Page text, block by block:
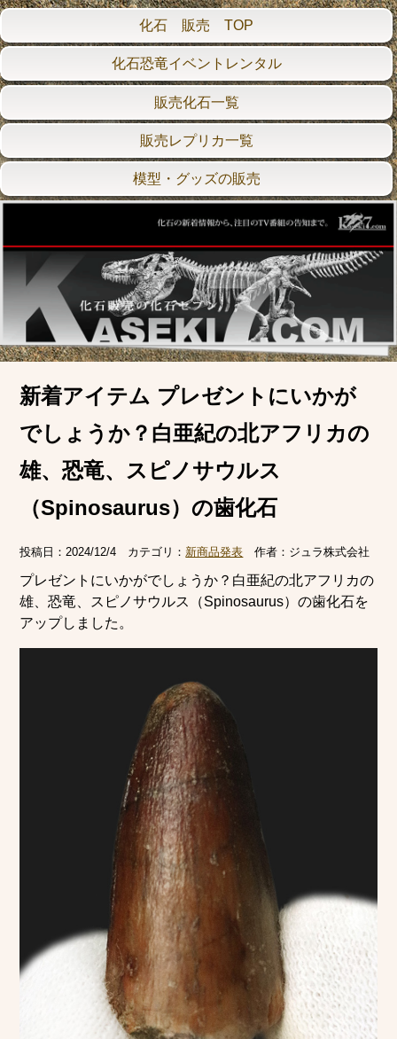
化石 販売 TOP
化石恐竜イベントレンタル
販売化石一覧
販売レプリカ一覧
模型・グッズの販売
新着アイテム プレゼントにいかが
でしょうか？白亜紀の北アフリカの
雄、恐竜、スピノサウルス
（Spinosaurus）の歯化石
投稿日：2024/12/4 カテゴリ： 新商品発表 作者： ジュラ株式会社
プレゼントにいかがでしょうか？白亜紀の北アフリカの
雄、恐竜、スピノサウルス（Spinosaurus）の歯化石を
アップしました。